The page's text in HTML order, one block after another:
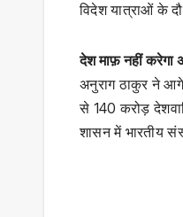
विदेश यात्राओं के
देश माफ़ नहीं करेगा
अनुराग ठाकुर ने
से 140 करोड़
शासन में भारतीय